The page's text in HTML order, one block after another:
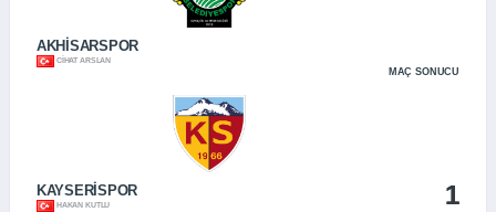
AKHİSARSPOR
CIHAT ARSLAN
1
1
MAÇ SONUCU
KAYSERİSPOR
HAKAN KUTLU